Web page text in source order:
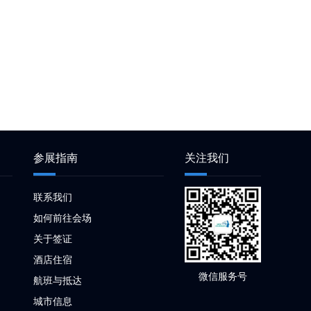
参展指南
联系我们
如何前往会场
关于签证
酒店住宿
航班与抵达
城市信息
关注我们
微信服务号